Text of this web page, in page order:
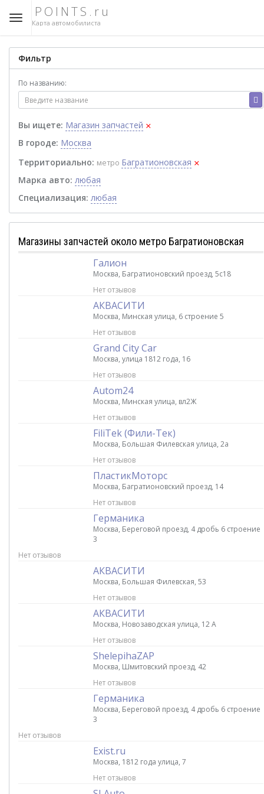
POINTS.ru
Карта автомобилиста
Фильтр
По названию:
Вы ищете: Магазин запчастей ×
В городе: Москва
Территориально: метро Багратионовская ×
Марка авто: любая
Специализация: любая
Магазины запчастей около метро Багратионовская
Галион
Москва, Багратионовский проезд, 5с18
Нет отзывов
АКВАСИТИ
Москва, Минская улица, 6 строение 5
Нет отзывов
Grand City Car
Москва, улица 1812 года, 16
Нет отзывов
Autom24
Москва, Минская улица, вл2Ж
Нет отзывов
FiliTek (Фили-Тек)
Москва, Большая Филевская улица, 2а
Нет отзывов
ПластикМоторс
Москва, Багратионовский проезд, 14
Нет отзывов
Германика
Москва, Береговой проезд, 4 дробь 6 строение
3
Нет отзывов
АКВАСИТИ
Москва, Большая Филевская, 53
Нет отзывов
АКВАСИТИ
Москва, Новозаводская улица, 12 А
Нет отзывов
ShelepihaZAP
Москва, Шмитовский проезд, 42
Нет отзывов
Германика
Москва, Береговой проезд, 4 дробь 6 строение
3
Нет отзывов
Exist.ru
Москва, 1812 года улица, 7
Нет отзывов